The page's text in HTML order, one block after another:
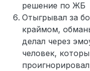
решение по ЖБ
Отыгрывал за
краймом,
делал через
человек,